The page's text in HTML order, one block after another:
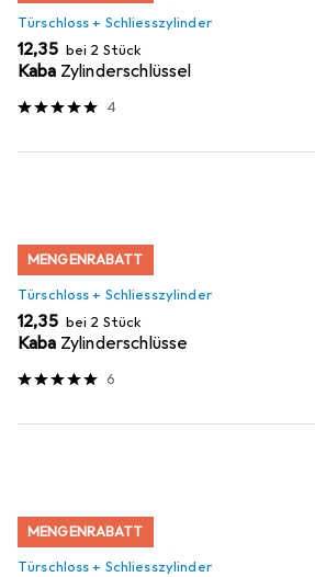
Türschloss + Schliesszylinder
EUR
12,35 bei 2 Stück
Kaba Zylinderschlüssel
4
MENGENRABATT
Türschloss + Schliesszylinder
EUR
12,35 bei 2 Stück
Kaba Zylinderschlüsse
6
MENGENRABATT
Türschloss + Schliesszylinder